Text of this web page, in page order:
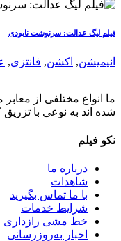
فیلم لیگ عدالت: سرنوشت نابودی
انیمیشن, اکشن, فانتزی,
ما انواع مختلفی از معابر
شده اند به نوعی با
نکو فیلم
درباره ما
شاهدات
با ما تماس بگیرید
شرایط خدمات
خط مشی رازداری
اخبار به‌روزرسانی